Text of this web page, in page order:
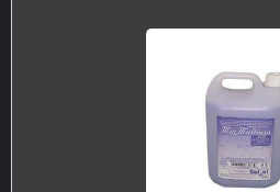
fatores a serem
eficiência, durabilidade,
entre outros. Além do mais,
leitura do rótulo é essencial.
compreender qual a